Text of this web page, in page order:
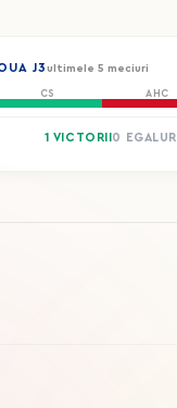
J3 ultimele 5 meciuri
CS AHC
1 VICTORII 0 EGALURI